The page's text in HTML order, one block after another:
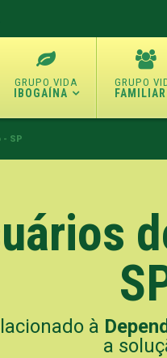
IBOGAÍNA FAMILIAR
- SP
à
a